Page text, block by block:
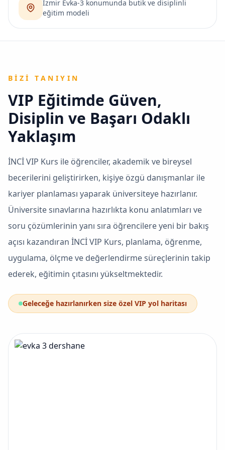
İzmir Evka-3 konumunda butik ve disiplinli
eğitim modeli
BIZI TANIYIN
VIP Eğitimde Güven,
Disiplin ve Başarı Odaklı
Yaklaşım
İNCİ VIP Kurs ile öğrenciler, akademik ve bireysel
becerilerini geliştirirken, kişiye özgü danışmanlar ile
kariyer planlaması yaparak üniversiteye hazırlanır.
Üniversite sınavlarına hazırlıkta konu anlatımları ve
soru çözümlerinin yanı sıra öğrencilere yeni bir bakış
açısı kazandıran İNCİ VIP Kurs, planlama, öğrenme,
uygulama, ölçme ve değerlendirme süreçlerinin takip
ederek, eğitimin çıtasını yükseltmektedir.
Geleceğe hazırlanırken size özel VIP yol haritası